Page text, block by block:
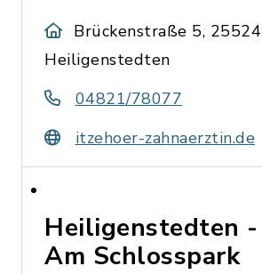
Brückenstraße 5, 25524
Heiligenstedten
04821/78077
itzehoer-zahnaerztin.de
Heiligenstedten -
Am Schlosspark